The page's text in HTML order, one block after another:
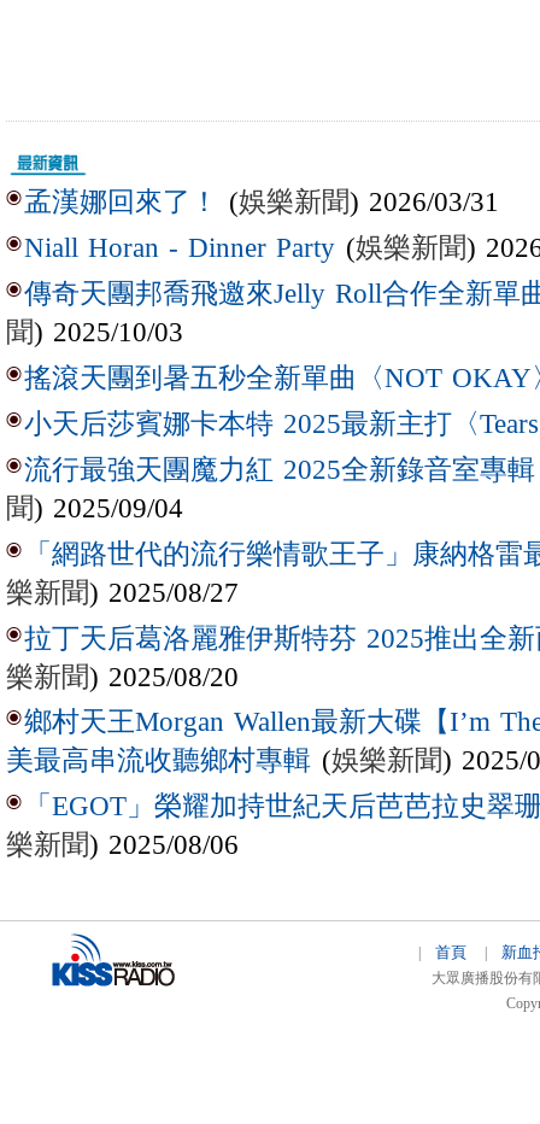
孟漢娜回來了！ (娛樂新聞) 2026/03/31
Niall Horan - Dinner Party (娛樂新聞)
傳奇天團邦喬飛邀來Jelly Roll合作全新單
聞) 2025/10/03
搖滾天團到暑五秒全新單曲〈NOT OKAY
小天后莎賓娜卡本特 2025最新主打〈
流行最強天團魔力紅 2025全新錄音室專
聞) 2025/09/04
「網路世代的流行樂情歌王子」康納格雷
樂新聞) 2025/08/27
拉丁天后葛洛麗雅伊斯特芬 2025推出全新
樂新聞) 2025/08/20
鄉村天王Morgan Wallen最新大碟【I’m
美最高串流收聽鄉村專輯 (娛樂新聞) 2025/
「EGOT」榮耀加持世紀天后芭芭拉史翠
樂新聞) 2025/08/06
首頁 新血
大眾廣播股份有